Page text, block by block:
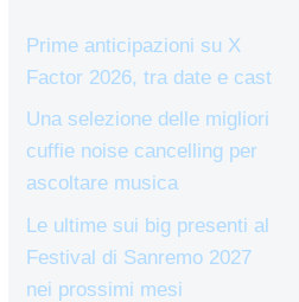
Prime anticipazioni su X
Factor 2026, tra date e cast
Una selezione delle migliori
cuffie noise cancelling per
ascoltare musica
Le ultime sui big presenti al
Festival di Sanremo 2027
nei prossimi mesi